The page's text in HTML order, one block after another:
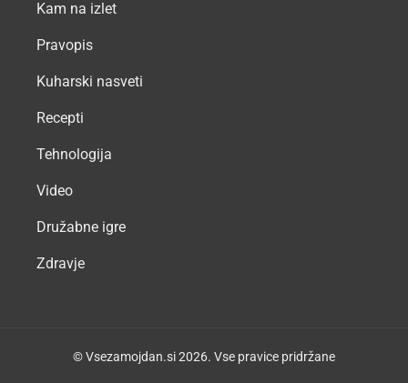
Kam na izlet
Pravopis
Kuharski nasveti
Recepti
Tehnologija
Video
Družabne igre
Zdravje
© Vsezamojdan.si 2026. Vse pravice pridržane